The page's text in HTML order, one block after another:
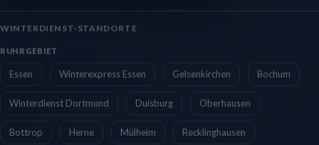
WINTERDIENST-STANDORTE
RUHRGEBIET
Essen Winterexpress Essen Gelsenkirchen Bochum
Winterdienst Dortmund Duisburg Oberhausen
Bottrop Herne Mülheim Recklinghausen